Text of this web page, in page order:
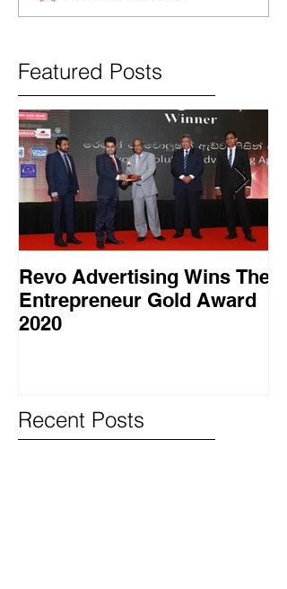
Featured Posts
Revo Advertising Wins The
Entrepreneur Gold Award
2020
Recent Posts